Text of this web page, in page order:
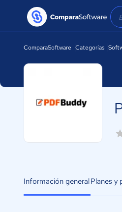
ComparaSoftware Categorías
Información generalPlanes y